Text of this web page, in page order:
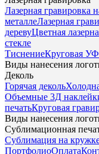
Лазерная гравировка
металлеЛазерная
деревуЦветная
стекле
ТиснениеКруговая
Виды нанесения
Деколь
Горячая деколь
Объемные 3Д
печатьКруговая
Виды нанесения
Сублимационная
Сублимация на
ПортфолиоОплата